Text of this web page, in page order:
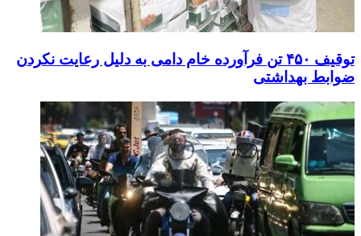
توقیف ۴۵۰ تن فرآورده خام دامی به دلیل رعایت نکردن
ضوابط بهداشتی